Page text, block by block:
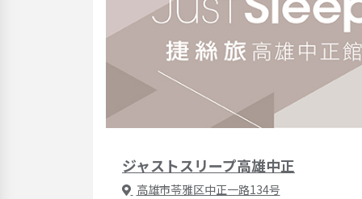
ジャストスリープ高雄中正
高雄市苓雅区中正一路134号